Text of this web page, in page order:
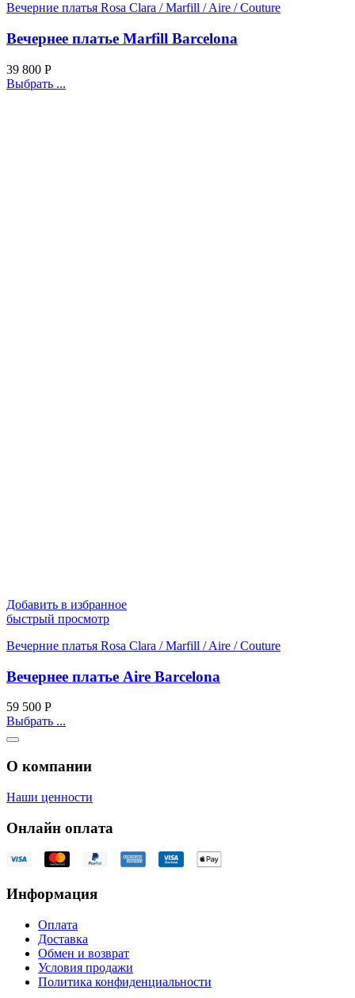
Вечерние платья Rosa Clara / Marfill / Aire / Couture
Вечернее платье Marfill Barcelona
39 800 Р
Выбрать ...
Добавить в избранное
быстрый просмотр
Вечерние платья Rosa Clara / Marfill / Aire / Couture
Вечернее платье Aire Barcelona
59 500 Р
Выбрать ...
О компании
Наши ценности
Онлайн оплата
Информация
Оплата
Доставка
Обмен и возврат
Условия продажи
Политика конфиденциальности